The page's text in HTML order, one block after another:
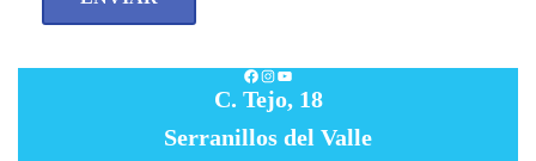
Facebook
Instagram
YouTube
C. Tejo, 18
Serranillos del Valle